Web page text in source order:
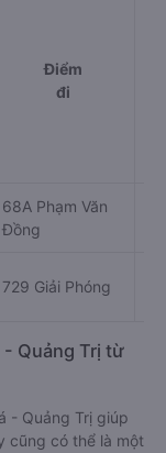
Điểm
đi
68A Phạm Văn
Đồng
729 Giải Phóng
- Quảng Trị từ
- Quảng Trị giúp
cũng có thể là một